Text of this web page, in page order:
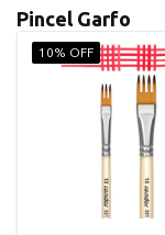
Pincel Garfo
10% OFF